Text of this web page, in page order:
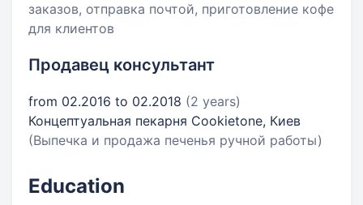
заказов, отправка почтой, приготовление кофе
для клиентов
Продавец консультант
from 02.2016 to 02.2018 (2 years)
Концептуальная пекарня Cookietone, Киев
(Выпечка и продажа печенья ручной работы)
Education